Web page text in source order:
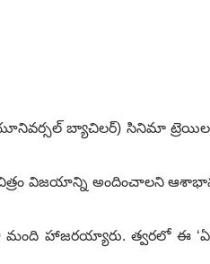
బ్యాచిలర్) సినిమా
విజయాన్ని అందించాలని
మంది హాజరయ్యారు. త్వరలో ఈ